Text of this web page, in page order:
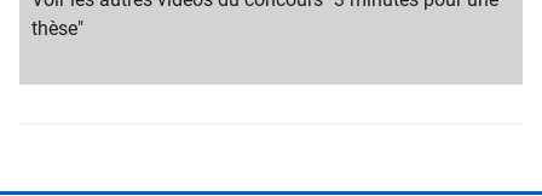
title
content
thèse"